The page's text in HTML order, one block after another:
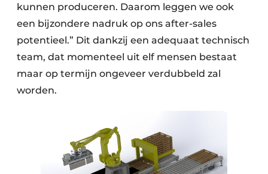
kunnen produceren. Daarom leggen we ook
een bijzondere nadruk op ons after-sales
potentieel.” Dit dankzij een adequaat technisch
team, dat momenteel uit elf mensen bestaat
maar op termijn ongeveer verdubbeld zal
worden.